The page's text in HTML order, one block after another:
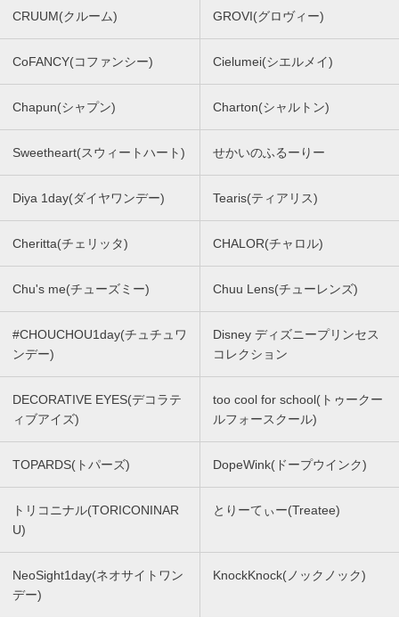
CRUUM(クルーム) GROVI(グロヴィー)
CoFANCY(コファンシー) Cielumei(シエルメイ)
Chapun(シャプン) Charton(シャルトン)
Sweetheart(スウィートハート) せかいのふるーりー
Diya 1day(ダイヤワンデー) Tearis(ティアリス)
Cheritta(チェリッタ) CHALOR(チャロル)
Chu's me(チューズミー) Chuu Lens(チューレンズ)
#CHOUCHOU1day(チュチュワ
ンデー)
Disney ディズニープリンセス
コレクション
DECORATIVE EYES(デコラテ
ィブアイズ)
too cool for school(トゥークー
ルフォースクール)
TOPARDS(トパーズ) DopeWink(ドープウインク)
トリコニナル(TORICONINAR
U)
とりーてぃー(Treatee)
NeoSight1day(ネオサイトワン
デー)
KnockKnock(ノックノック)